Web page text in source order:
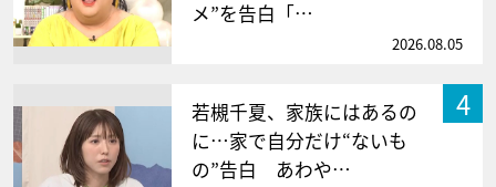
メ”を告白「…
2026.08.05
4
若槻千夏、家族にはあるの
に…家で自分だけ“ないも
の”告白 あわや…